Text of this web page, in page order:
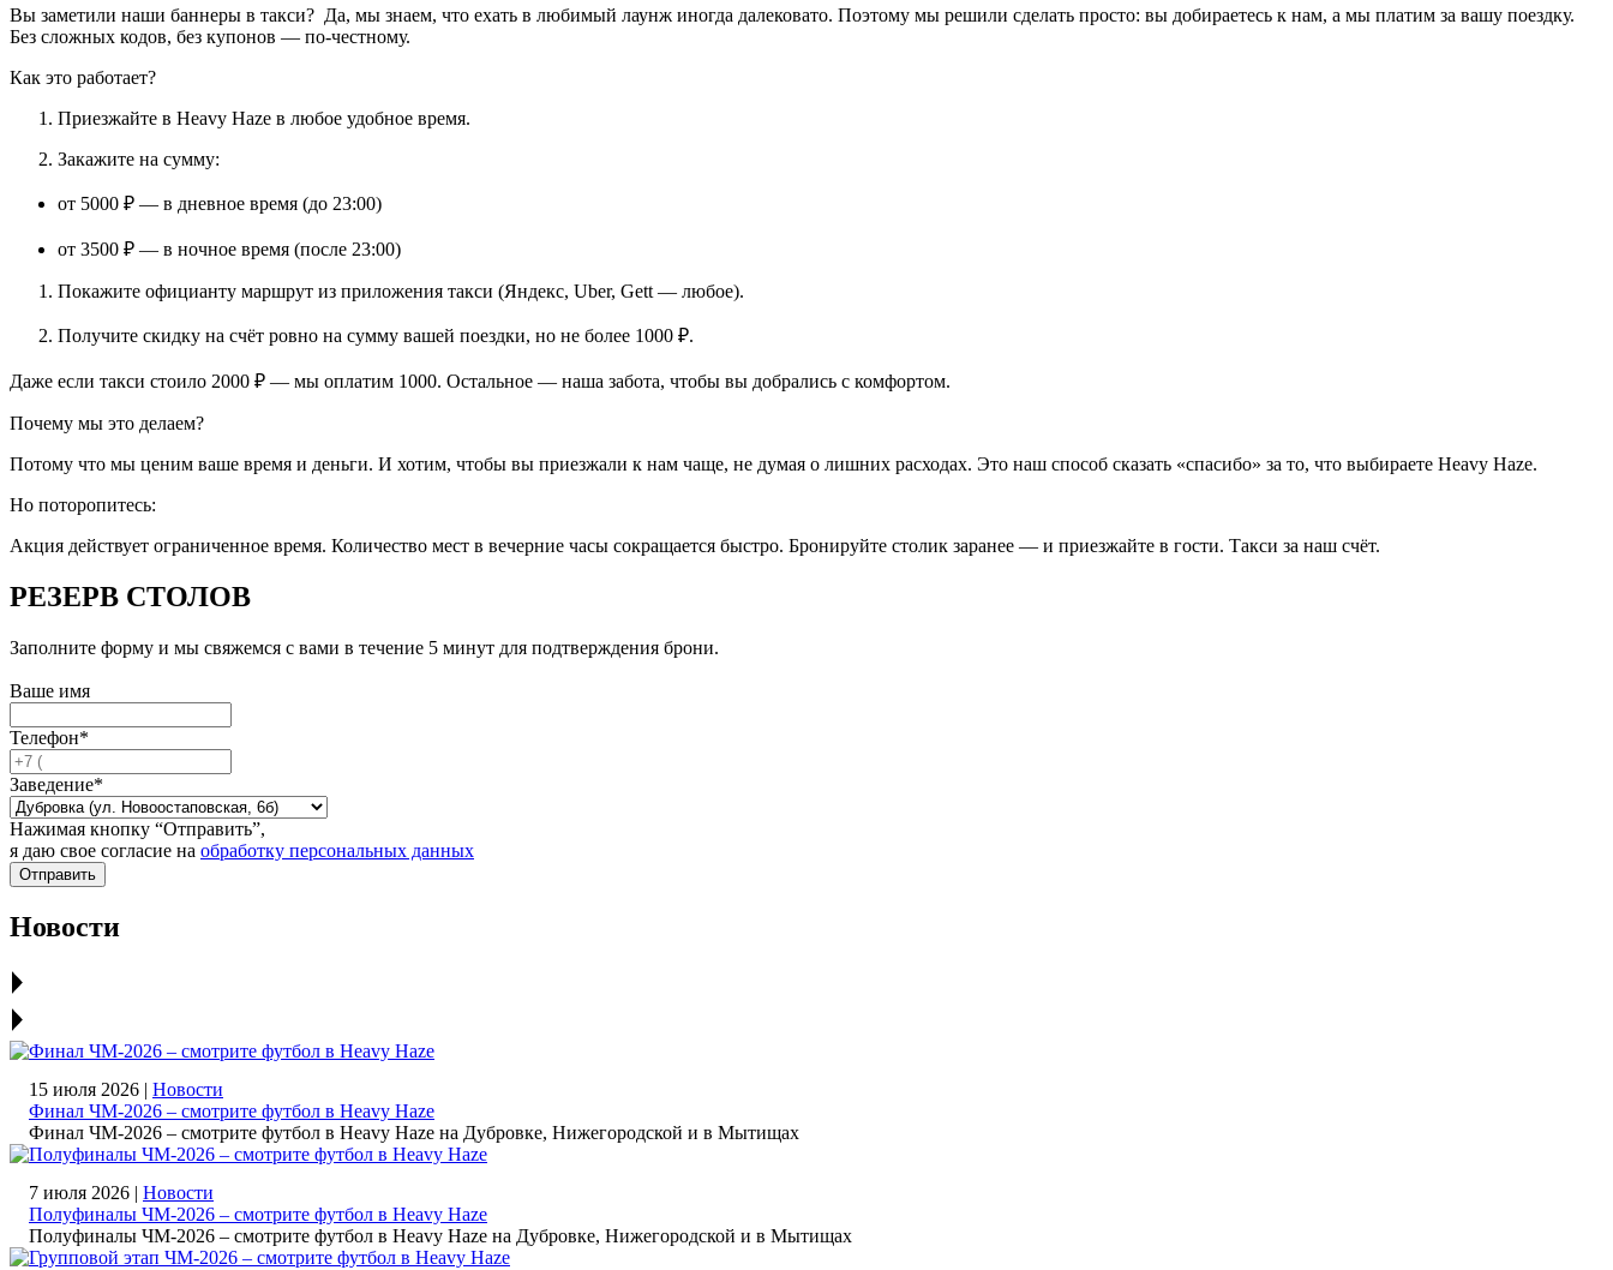
Вы заметили наши баннеры в такси? Да, мы знаем, что ехать в любимый лаунж иногда далековато. Поэтому мы решили сделать просто: вы добираетесь к нам, а мы платим за вашу поездку.
Без сложных кодов, без купонов — по-честному.
Как это работает?
Приезжайте в Heavy Haze в любое удобное время.
Закажите на сумму:
от 5000 ₽ — в дневное время (до 23:00)
от 3500 ₽ — в ночное время (после 23:00)
Покажите официанту маршрут из приложения такси (Яндекс, Uber, Gett — любое).
Получите скидку на счёт ровно на сумму вашей поездки, но не более 1000 ₽.
Даже если такси стоило 2000 ₽ — мы оплатим 1000. Остальное — наша забота, чтобы вы добрались с комфортом.
Почему мы это делаем?
Потому что мы ценим ваше время и деньги. И хотим, чтобы вы приезжали к нам чаще, не думая о лишних расходах. Это наш способ сказать «спасибо» за то, что выбираете Heavy Haze.
Но поторопитесь:
Акция действует ограниченное время. Количество мест в вечерние часы сокращается быстро. Бронируйте столик заранее — и приезжайте в гости. Такси за наш счёт.
РЕЗЕРВ СТОЛОВ
Заполните форму и мы свяжемся с вами в течение 5 минут для подтверждения брони.
Ваше имя
Телефон*
Заведение*
Нажимая кнопку “Отправить”,
я даю свое согласие на обработку персональных данных
Отправить
Новости
15 июля 2026 | Новости
Финал ЧМ‑2026 – смотрите футбол в Heavy Haze
Финал ЧМ‑2026 – смотрите футбол в Heavy Haze на Дубровке, Нижегородской и в Мытищах
7 июля 2026 | Новости
Полуфиналы ЧМ‑2026 – смотрите футбол в Heavy Haze
Полуфиналы ЧМ‑2026 – смотрите футбол в Heavy Haze на Дубровке, Нижегородской и в Мытищах